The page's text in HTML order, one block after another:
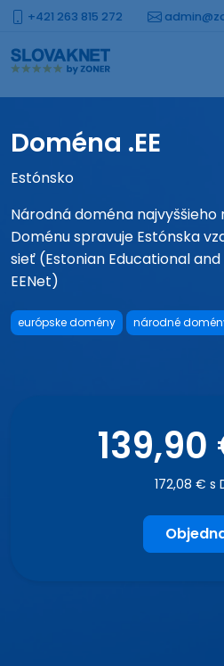
+421 263 815 272
Doména .EE
Estónsko
Národná doména najvyššieho
Doménu spravuje Estónska
sieť (Estonian Educational
EENet)
európske domény národné
139,90
172,08 € s